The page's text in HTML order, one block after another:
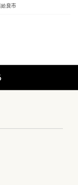
添加 スイーツ おやつ 常
良市